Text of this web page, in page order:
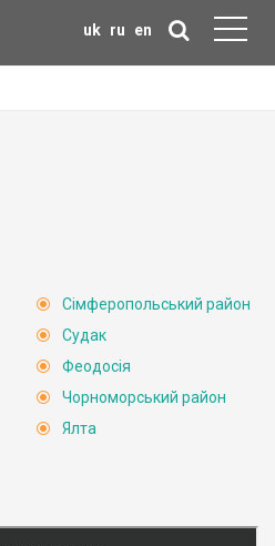
uk ru en
Сімферопольський район
Судак
Феодосія
Чорноморський район
Ялта